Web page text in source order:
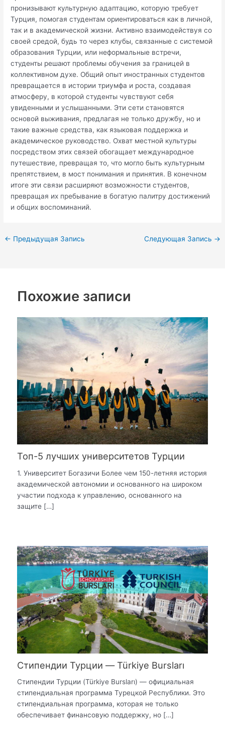
пронизывают культурную адаптацию, которую требует
Турция, помогая студентам ориентироваться как в личной,
так и в академической жизни. Активно взаимодействуя со
своей средой, будь то через клубы, связанные с системой
образования Турции, или неформальные встречи,
студенты решают проблемы обучения за границей в
коллективном духе. Общий опыт иностранных студентов
превращается в истории триумфа и роста, создавая
атмосферу, в которой студенты чувствуют себя
увиденными и услышанными. Эти сети становятся
основой выживания, предлагая не только дружбу, но и
такие важные средства, как языковая поддержка и
академическое руководство. Охват местной культуры
посредством этих связей обогащает международное
путешествие, превращая то, что могло быть культурным
препятствием, в мост понимания и принятия. В конечном
итоге эти связи расширяют возможности студентов,
превращая их пребывание в богатую палитру достижений
и общих воспоминаний.
← Предыдущая Запись Следующая Запись →
Похожие записи
Топ-5 лучших университетов Турции
1. Университет Богазичи Более чем 150-летняя история
академической автономии и основанного на широком
участии подхода к управлению, основанного на
защите […]
Стипендии Турции — Türkiye Bursları
Стипендии Турции (Türkiye Bursları) — официальная
стипендиальная программа Турецкой Республики. Это
стипендиальная программа, которая не только
обеспечивает финансовую поддержку, но […]